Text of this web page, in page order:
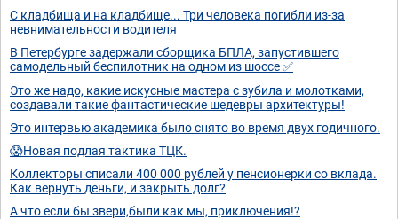
С кладбища и на кладбище... Три человека погибли из-за
невнимательности водителя
В Петербурге задержали сборщика БПЛА, запустившего
самодельный беспилотник на одном из шоссе ✅
Это же надо, какие искусные мастера с зубила и молотками,
создавали такие фантастические шедевры архитектуры!
Это интервью академика было снято во время двух годичного.
😱Новая подлая тактика ТЦК.
Коллекторы списали 400 000 рублей у пенсионерки со вклада.
Как вернуть деньги, и закрыть долг?
А что если бы звери,были как мы, приключения!?